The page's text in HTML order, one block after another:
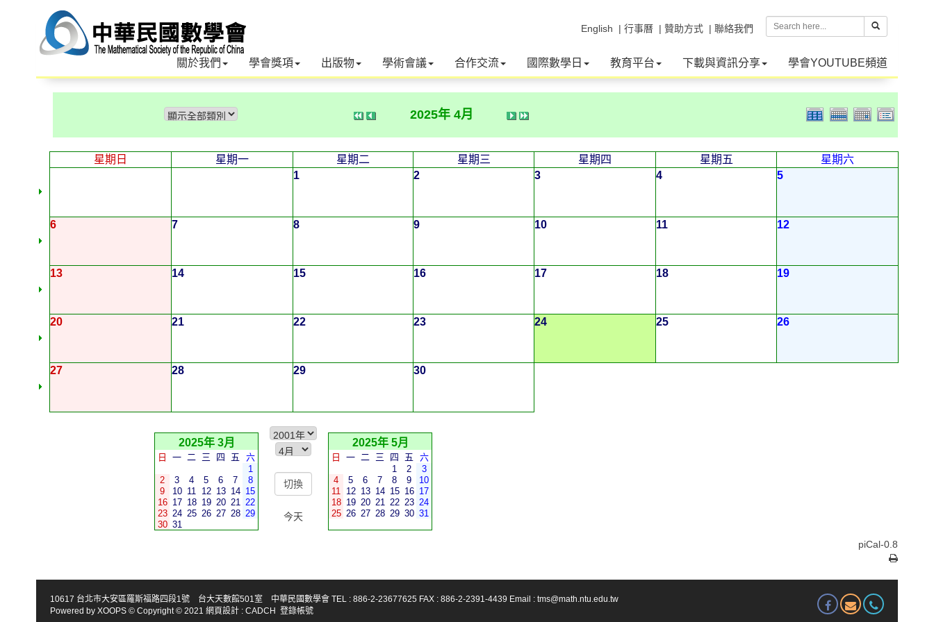
| 聯絡我們
| 贊助方式
| 行事曆
English
關於我們 學會獎項 出版物 學術會議 合作交流 國際數學日 教育平台 下載與資訊分享 學會YOUTUBE頻道
2025年 4月
星期日 星期一 星期二 星期三 星期四 星期五
星期六
1
2 3 4 5
6 7 8 9 10 11 12
13 14 15 16 17 18 19
20 21 22 23 24 25 26
27 28 29 30
2025年 3月
日 一 二 三 四 五
六
1
2
3 4 5 6 7
8
9
10 11 12 13 14 15
16 17 18 19 20 21 22
23 24 25 26 27 28 29
30 31
今天
2025年 5月
日 一 二 三 四 五
六
1
2
3
4
5 6 7 8 9
10
11 12 13 14 15 16 17
18 19 20 21 22 23 24
25 26 27 28 29 30 31
piCal-0.8
10617 台北市大安區羅斯福路四段1號 台大天數館501室 中華民國數學會 TEL : 886-2-23677625 FAX : 886-2-2391-4439 Email : tms@math.ntu.edu.tw
Powered by XOOPS © Copyright © 2021 網頁設計 : CADCH 登錄帳號